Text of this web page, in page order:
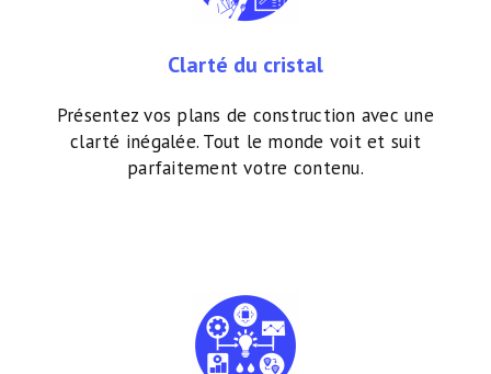
Clarté du cristal
Présentez vos plans de construction avec une
clarté inégalée. Tout le monde voit et suit
parfaitement votre contenu.